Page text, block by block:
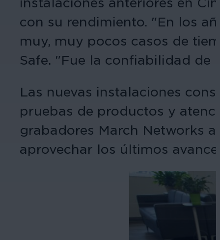
con su rendimiento. "En los
muy, muy pocos casos de
Safe. "Fue la confiabilidad de
Las nuevas instalaciones
pruebas de productos y
grabadores March Networks
aprovechar los últimos